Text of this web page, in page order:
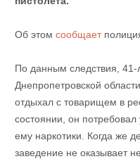
Об этом сообщает
По данным следствия, 41-
Днепропетровской
отдыхал с товарищем в
состоянии, он
ему наркотики. Когда же
заведение не оказывает